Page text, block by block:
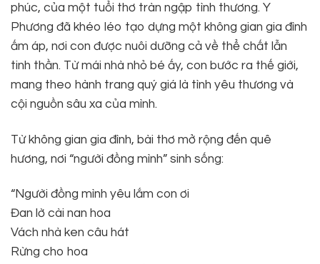
phúc, của một tuổi thơ tràn ngập tình thương. Y
Phương đã khéo léo tạo dựng một không gian gia đình
ấm áp, nơi con được nuôi dưỡng cả về thể chất lẫn
tinh thần. Từ mái nhà nhỏ bé ấy, con bước ra thế giới,
mang theo hành trang quý giá là tình yêu thương và
cội nguồn sâu xa của mình.
Từ không gian gia đình, bài thơ mở rộng đến quê
hương, nơi “người đồng mình” sinh sống:
“Người đồng mình yêu lắm con ơi
Đan lờ cài nan hoa
Vách nhà ken câu hát
Rừng cho hoa